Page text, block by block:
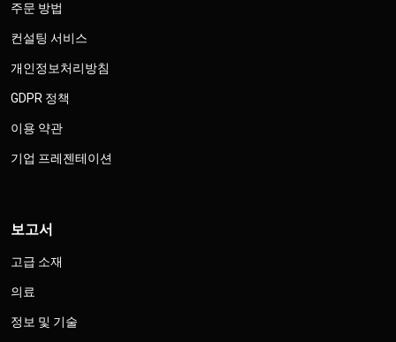
주문 방법
컨설팅 서비스
개인정보처리방침
GDPR 정책
이용 약관
기업 프레젠테이션
보고서
고급 소재
의료
정보 및 기술